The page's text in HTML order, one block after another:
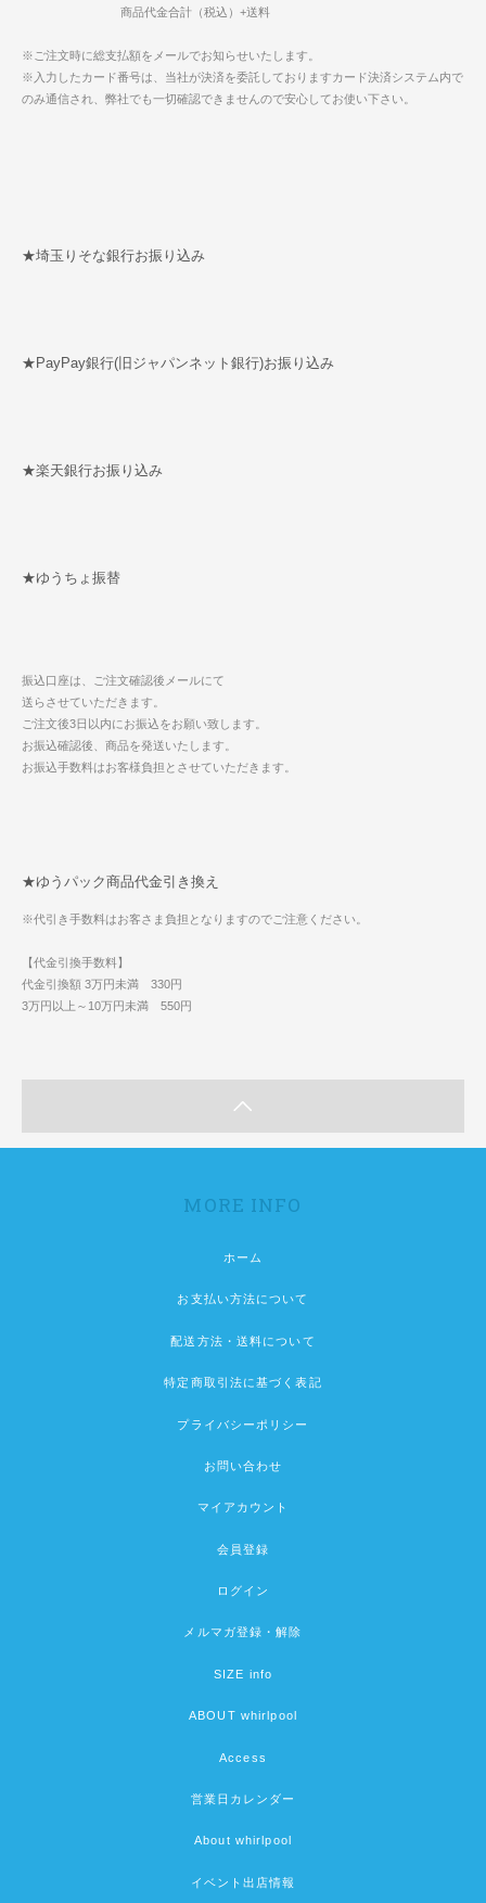
商品代金合計（税込）+送料
※ご注文時に総支払額をメールでお知らせいたします。
※入力したカード番号は、当社が決済を委託しておりますカード決済システム内で
のみ通信され、弊社でも一切確認できませんので安心してお使い下さい。
★埼玉りそな銀行お振り込み
★PayPay銀行(旧ジャパンネット銀行)お振り込み
★楽天銀行お振り込み
★ゆうちょ振替
振込口座は、ご注文確認後メールにて
送らさせていただきます。
ご注文後3日以内にお振込をお願い致します。
お振込確認後、商品を発送いたします。
お振込手数料はお客様負担とさせていただきます。
★ゆうパック商品代金引き換え
※代引き手数料はお客さま負担となりますのでご注意ください。
【代金引換手数料】
代金引換額 3万円未満 330円
3万円以上～10万円未満 550円
MORE INFO
ホーム
お支払い方法について
配送方法・送料について
特定商取引法に基づく表記
プライバシーポリシー
お問い合わせ
マイアカウント
会員登録
ログイン
メルマガ登録・解除
SIZE info
ABOUT whirlpool
Access
営業日カレンダー
About whirlpool
イベント出店情報